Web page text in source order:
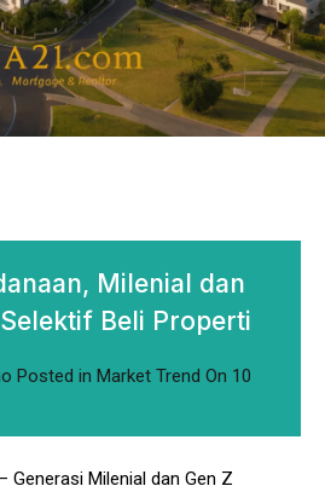
Milenial dan
Beli Properti
Posted in Market Trend On 10
Generasi Milenial dan Gen Z